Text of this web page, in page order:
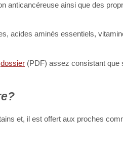
anticancéreuse ainsi que des
acides aminés essentiels,
dossier (PDF) assez consistant que
et, il est offert aux proches